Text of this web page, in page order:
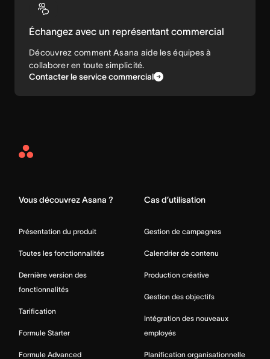
Échangez avec un représentant commercial
Découvrez comment Asana aide les équipes à
collaborer en toute simplicité.
Contacter le service commercial
Asana
Vous découvrez Asana ?
Présentation du produit
Toutes les fonctionnalités
Dernière version des
fonctionnalités
Tarification
Formule Starter
Formule Advanced
Cas d’utilisation
Gestion de campagnes
Calendrier de contenu
Production créative
Gestion des objectifs
Intégration des nouveaux
employés
Planification organisationnelle